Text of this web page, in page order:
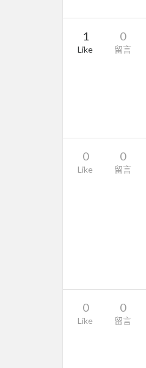
1
Like
0
留言
0
Like
0
留言
0
Like
0
留言